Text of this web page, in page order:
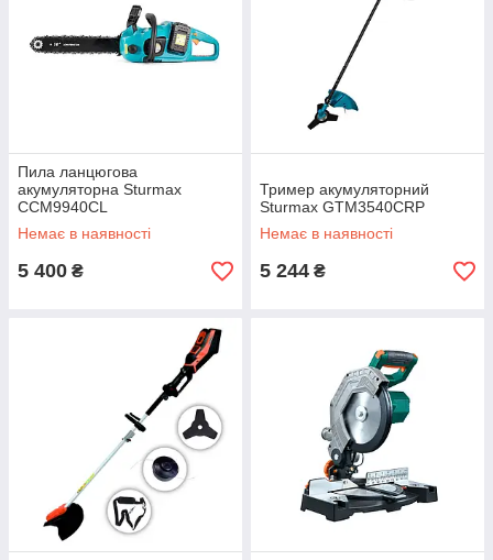
Пила ланцюгова
акумуляторна Sturmax
CCM9940CL
Немає в наявності
5 400 ₴
Тример акумуляторний
Sturmax GTM3540CRP
Немає в наявності
5 244 ₴